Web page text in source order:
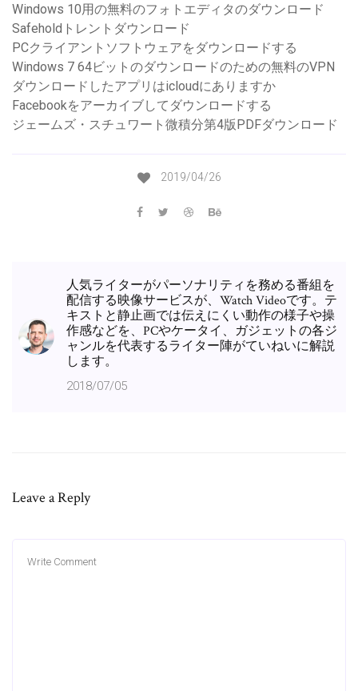
Windows 10用の無料のフォトエディタのダウンロード
Safeholdトレントダウンロード
PCクライアントソフトウェアをダウンロードする
Windows 7 64ビットのダウンロードのための無料のVPN
ダウンロードしたアプリはicloudにありますか
Facebookをアーカイブしてダウンロードする
ジェームズ・スチュワート微積分第4版PDFダウンロード
2019/04/26
人気ライターがパーソナリティを務める番組を
配信する映像サービスが、Watch Videoです。テ
キストと静止画では伝えにくい動作の様子や操
作感などを、PCやケータイ、ガジェットの各ジ
ャンルを代表するライター陣がていねいに解説
します。
2018/07/05
Leave a Reply